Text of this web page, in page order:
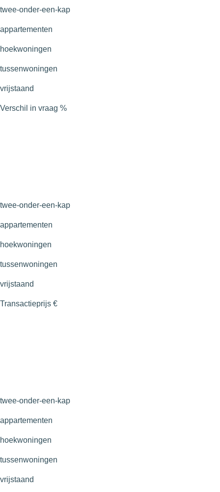
twee-onder-een-kap
appartementen
hoekwoningen
tussenwoningen
vrijstaand
Verschil in vraag %
twee-onder-een-kap
appartementen
hoekwoningen
tussenwoningen
vrijstaand
Transactieprijs €
twee-onder-een-kap
appartementen
hoekwoningen
tussenwoningen
vrijstaand